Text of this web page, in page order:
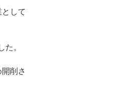
して
。
削さ